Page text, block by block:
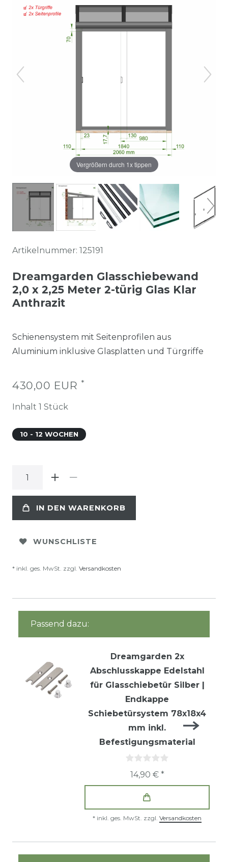
Vergrößern durch 1x tippen
Artikelnummer: 125191
Dreamgarden Glasschiebewand
2,0 x 2,25 Meter 2-türig Glas Klar
Anthrazit
Schienensystem mit Seitenprofilen aus
Aluminium inklusive Glasplatten und Türgriffe
430,00 EUR *
Inhalt 1 Stück
10 - 12 WOCHEN
IN DEN WARENKORB
WUNSCHLISTE
* inkl. ges. MwSt. zzgl. Versandkosten
Passend dazu:
Dreamgarden 2x
Abschlusskappe Edelstahl
für Glasschiebetür Silber |
Endkappe
Schiebetürsystem 78x18x4
mm inkl.
Befestigungsmaterial
14,90 € *
* inkl. ges. MwSt. zzgl. Versandkosten